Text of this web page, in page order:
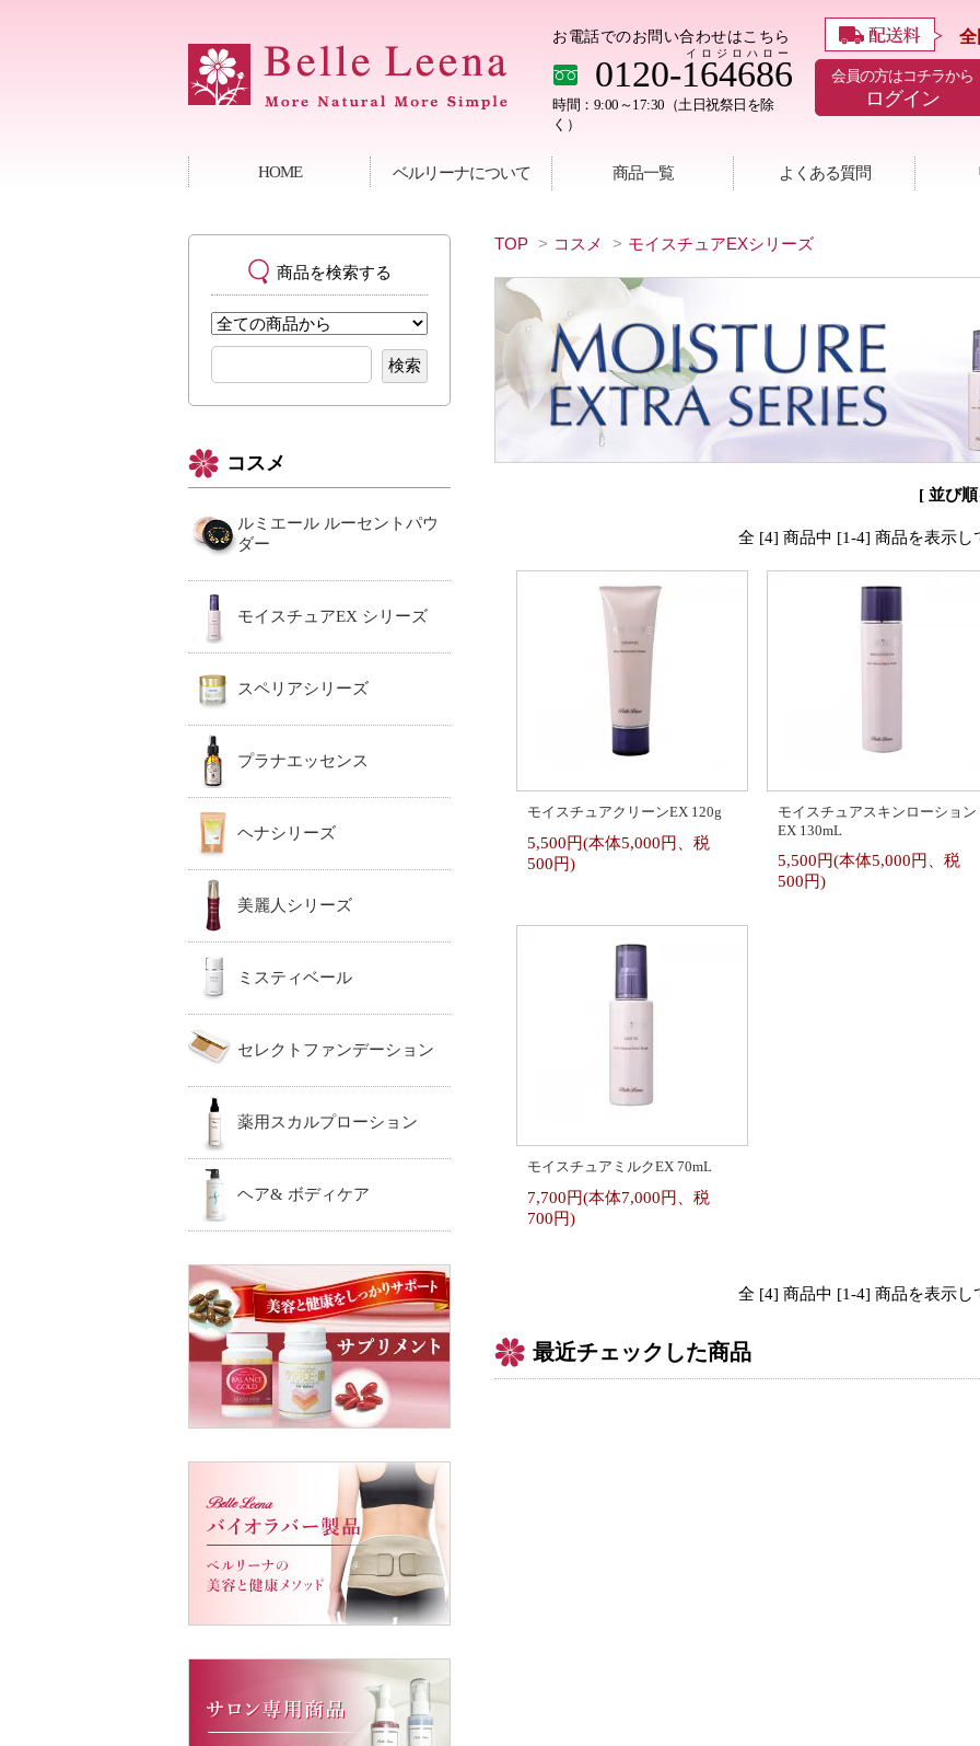
お電話でのお問い合わせはこちら
イロジロハロー
0120-164686
時間：9:00～17:30（土日祝祭日を除
く）
全
会員の方はコチラから
ログイン
HOME ベルリーナについて 商品一覧 よくある質問
TOP > コスメ > モイスチュアEXシリーズ
[ 並び
全 [4] 商品中 [1-4] 商品を表示し
モイスチュアクリーンEX 120g
5,500円(本体5,000円、税
500円)
モイスチュアスキンローション
EX 130mL
5,500円(本体5,000円、税
500円)
モイスチュアミルクEX 70mL
7,700円(本体7,000円、税
700円)
全 [4] 商品中 [1-4] 商品を表示し
最近チェックした商品
商品を検索する
コスメ
ルミエール ルーセントパウ
ダー
モイスチュアEX シリーズ
スペリアシリーズ
プラナエッセンス
ヘナシリーズ
美麗人シリーズ
ミスティベール
セレクトファンデーション
薬用スカルプローション
ヘア& ボディケア